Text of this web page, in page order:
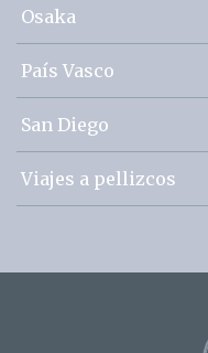
Osaka
País Vasco
San Diego
Viajes a pellizcos